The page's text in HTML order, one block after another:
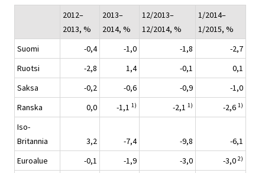
2012–
2013, %
2013–
2014, %
12/2013–
12/2014, %
1/2014–
1/2015, %
Suomi
-0,4 -1,0 -1,8
-2,7
Ruotsi
-2,8 1,4 -0,1
0,1
Saksa
-0,2 -0,6 -0,9
-1,0
Ranska
0,0 -1,1 1) -2,1 1) -2,6 1)
Iso-
Britannia
3,2 -7,4 -9,8
-6,1
Euroalue
-0,1 -1,9 -3,0 -3,0 2)